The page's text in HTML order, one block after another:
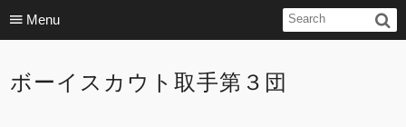
Menu
ボーイスカウト取手第３団